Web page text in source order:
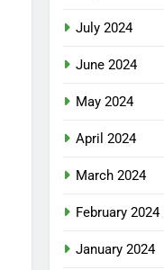
July 2024
June 2024
May 2024
April 2024
March 2024
February 2024
January 2024